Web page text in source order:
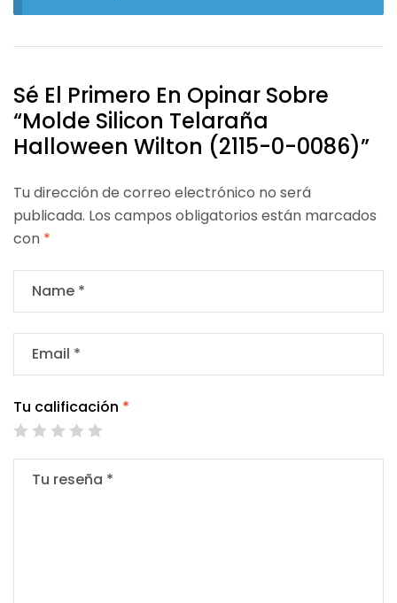
Sé El Primero En Opinar Sobre
“Molde Silicon Telaraña
Halloween Wilton (2115-0-0086)”
Tu dirección de correo electrónico no será
publicada. Los campos obligatorios están marcados
con *
Tu calificación *